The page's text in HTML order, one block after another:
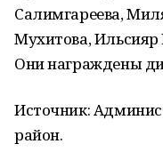
Салимгареева,
Мухитова,
Они награждены
Источник:
район.